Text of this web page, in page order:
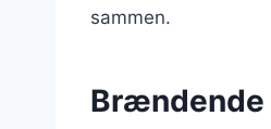
sammen.